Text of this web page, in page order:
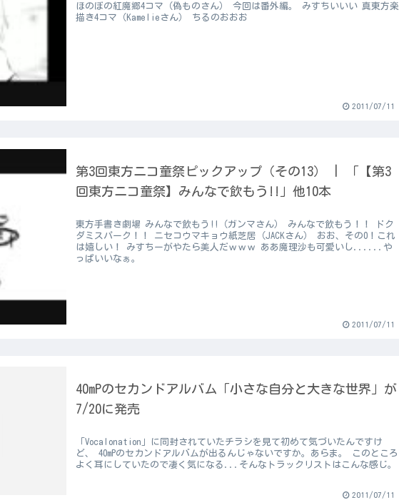
ほのぼの紅魔郷4コマ（偽ものさん） 今回は番外編。 みすちいいい 真東方楽
描き4コマ（Kamelieさん） ちるのおおお
2011/07/11
第3回東方ニコ童祭ピックアップ（その13） | 「【第3
回東方ニコ童祭】みんなで飲もう!!」他10本
東方手書き劇場 みんなで飲もう!!（ガンマさん） みんなで飲もう！！ ドク
ダミスパーク！！ ニセコウマキョウ紙芝居（JACKさん） おお、その0！これ
は嬉しい！ みすちーがやたら美人だｗｗｗ ああ魔理沙も可愛いし......や
っぱいいなぁ。
2011/07/11
40mPのセカンドアルバム「小さな自分と大きな世界」が
7/20に発売
「Vocalonation」に同封されていたチラシを見て初めて気づいたんですけ
ど、 40mPのセカンドアルバムが出るんじゃないですか。あらま。 このところ
よく耳にしていたので凄く気になる...そんなトラックリストはこんな感じ。
2011/07/11